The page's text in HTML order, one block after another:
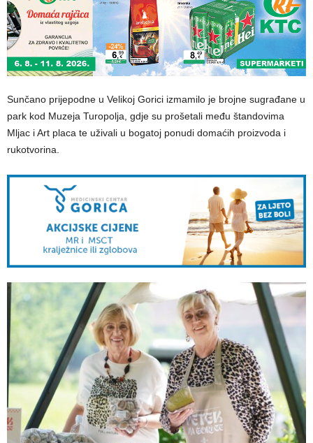
Sunčano prijepodne u Velikoj Gorici izmamilo je brojne sugrađane u
park kod Muzeja Turopolja, gdje su prošetali među štandovima
Mljac i Art placa te uživali u bogatoj ponudi domaćih proizvoda i
rukotvorina.